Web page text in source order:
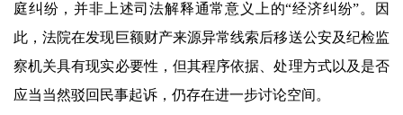
庭纠纷，并非上述司法解释通常意义上的“经济纠纷”。因
此，法院在发现巨额财产来源异常线索后移送公安及纪检监
察机关具有现实必要性，但其程序依据、处理方式以及是否
应当当然驳回民事起诉，仍存在进一步讨论空间。